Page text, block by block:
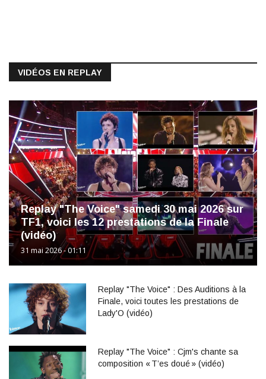
VIDÉOS EN REPLAY
Replay "The Voice" samedi 30 mai 2026 sur
TF1, voici les 12 prestations de la Finale
(vidéo)
31 mai 2026 - 01:11
Replay "The Voice" : Des Auditions à la
Finale, voici toutes les prestations de
Lady'O (vidéo)
Replay "The Voice" : Cjm's chante sa
composition « T’es doué » (vidéo)